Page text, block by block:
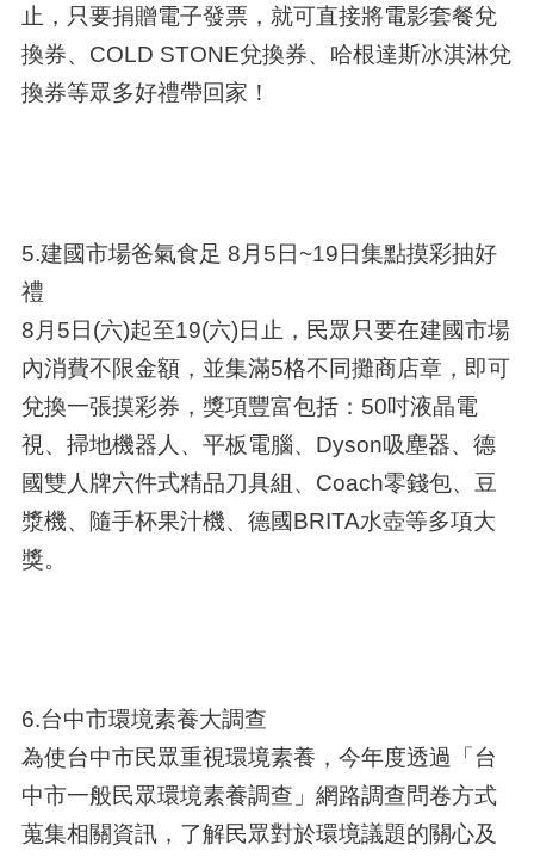
止，只要捐贈電子發票，就可直接將電影套餐兌
換券、COLD STONE兌換券、哈根達斯冰淇淋兌
換券等眾多好禮帶回家！
5.建國市場爸氣食足 8月5日~19日集點摸彩抽好
禮
8月5日(六)起至19(六)日止，民眾只要在建國市場
內消費不限金額，並集滿5格不同攤商店章，即可
兌換一張摸彩券，獎項豐富包括：50吋液晶電
視、掃地機器人、平板電腦、Dyson吸塵器、德
國雙人牌六件式精品刀具組、Coach零錢包、豆
漿機、隨手杯果汁機、德國BRITA水壺等多項大
獎。
6.台中市環境素養大調查
為使台中市民眾重視環境素養，今年度透過「台
中市一般民眾環境素養調查」網路調查問卷方式
蒐集相關資訊，了解民眾對於環境議題的關心及